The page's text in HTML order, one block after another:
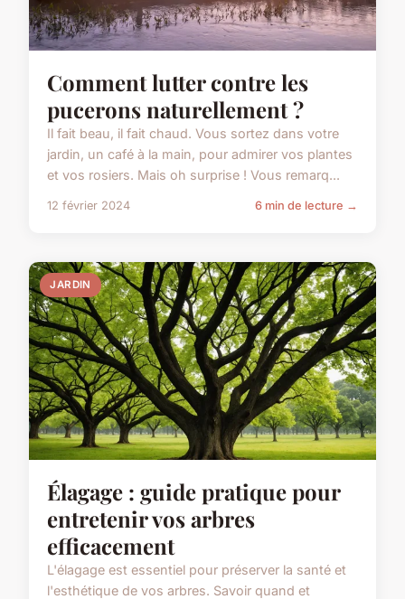
Comment lutter contre les
pucerons naturellement ?
Il fait beau, il fait chaud. Vous sortez dans votre
jardin, un café à la main, pour admirer vos plantes
et vos rosiers. Mais oh surprise ! Vous remarq...
12 février 2024 6 min de lecture →
JARDIN
Élagage : guide pratique pour
entretenir vos arbres
efficacement
L'élagage est essentiel pour préserver la santé et
l'esthétique de vos arbres. Savoir quand et